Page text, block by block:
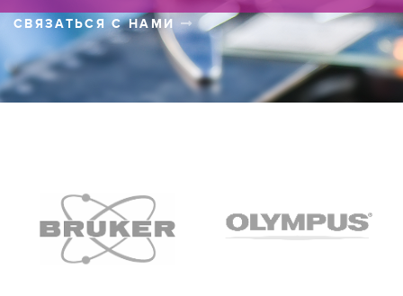
СВЯЗАТЬСЯ С НАМИ